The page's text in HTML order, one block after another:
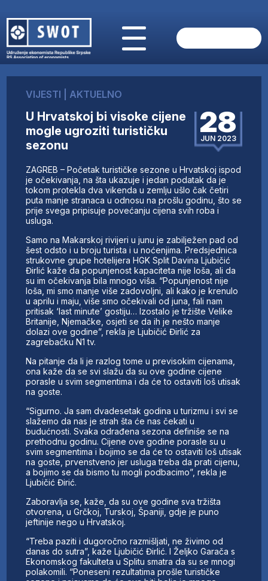
O NAMA
AKTUELNO
ANALIZE
KOMPANIJE
FINANSIJE
IZ STRANIH MEDIJA
AKTIVNOSTI
SWOT INTERVJU
UČLANI SE
KONTAKT
VIJESTI AKTUELNO
U Hrvatskoj bi visoke cijene
mogle ugroziti turističku
sezonu
28
JUN 2023
ZAGREB – Početak turističke sezone u Hrvatskoj ispod
je očekivanja, na šta ukazuje i jedan podatak da je
tokom protekla dva vikenda u zemlju ušlo čak četiri
puta manje stranaca u odnosu na prošlu godinu, što se
prije svega pripisuje povećanju cijena svih roba i
usluga.
Samo na Makarskoj rivijeri u junu je zabilježen pad od
šest odsto i u broju turista i u noćenjima. Predsjednica
strukovne grupe hotelijera HGK Split Davina Ljubičić
Đirlić kaže da popunjenost kapaciteta nije loša, ali da
su im očekivanja bila mnogo viša. “Popunjenost nije
loša, mi smo manje više zadovoljni, ali kako je krenulo
u aprilu i maju, više smo očekivali od juna, fali nam
pritisak ‘last minute’ gostiju… Izostalo je tržište Velike
Britanije, Njemačke, osjeti se da ih je nešto manje
dolazi ove godine”, rekla je Ljubičić Đirlić za
zagrebačku N1 tv.
Na pitanje da li je razlog tome u previsokim cijenama,
ona kaže da se svi slažu da su ove godine cijene
porasle u svim segmentima i da će to ostaviti loš utisak
na goste.
“Sigurno. Ja sam dvadesetak godina u turizmu i svi se
slažemo da nas je strah šta će nas čekati u
budućnosti. Svaka odrađena sezona definiše se na
prethodnu godinu. Cijene ove godine porasle su u
svim segmentima i bojimo se da će to ostaviti loš utisak
na goste, prvenstveno jer usluga treba da prati cijenu,
a bojimo se da bismo tu mogli podbacimo”, rekla je
Ljubičić Đirić.
Zaboravlja se, kaže, da su ove godine sva tržišta
otvorena, u Grčkoj, Turskoj, Španiji, gdje je puno
jeftinije nego u Hrvatskoj.
“Treba paziti i dugoročno razmišljati, ne živimo od
danas do sutra”, kaže Ljubičić Đirlić. I Željko Garača s
Ekonomskog fakulteta u Splitu smatra da su se mnogi
polakomili. “Poneseni rezultatima prošle turističke